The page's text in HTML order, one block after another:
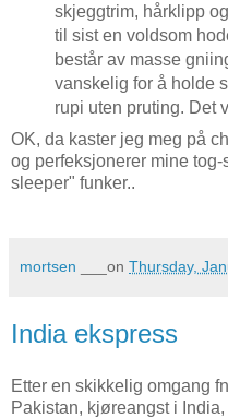
skjeggtrim, hårklipp
til sist en voldsom
består av masse
vanskelig for å holde
rupi uten pruting. Det
OK, da kaster jeg meg på
og perfeksjonerer mine
sleeper" funker..
mortsen ___on Thursday,
India ekspress
Etter en skikkelig omgang
Pakistan, kjøreangst i India,